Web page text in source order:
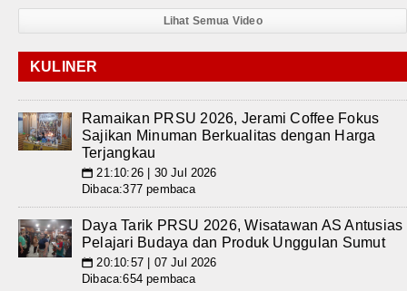
Lihat Semua Video
KULINER
Ramaikan PRSU 2026, Jerami Coffee Fokus
Sajikan Minuman Berkualitas dengan Harga
Terjangkau
📅 21:10:26 | 30 Jul 2026
Dibaca:377 pembaca
Daya Tarik PRSU 2026, Wisatawan AS Antusias
Pelajari Budaya dan Produk Unggulan Sumut
📅 20:10:57 | 07 Jul 2026
Dibaca:654 pembaca